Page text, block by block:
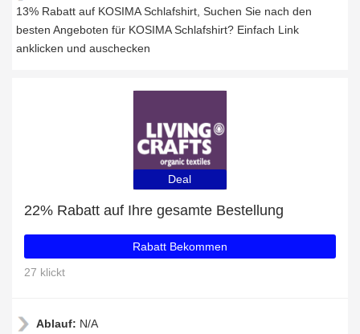
13% Rabatt auf KOSIMA Schlafshirt, Suchen Sie nach den
besten Angeboten für KOSIMA Schlafshirt? Einfach Link
anklicken und auschecken
Deal
22% Rabatt auf Ihre gesamte Bestellung
Rabatt Bekommen
27 klickt
Ablauf: N/A